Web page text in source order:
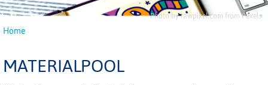
Photo by rawpixel.com from Pexels
Home
MATERIALPOOL